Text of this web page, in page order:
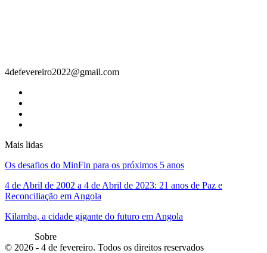
4defevereiro2022@gmail.com
Mais lidas
Os desafios do MinFin para os próximos 5 anos
4 de Abril de 2002 a 4 de Abril de 2023: 21 anos de Paz e
Reconciliação em Angola
Kilamba, a cidade gigante do futuro em Angola
Sobre
© 2026 - 4 de fevereiro. Todos os direitos reservados